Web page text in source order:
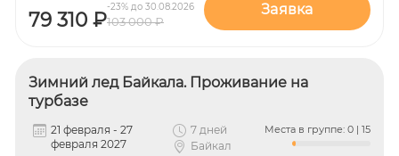
79 310 ₽
-23% до 30.08.2026
103 000 ₽
Заявка
Зимний лед Байкала. Проживание на
турбазе
21 февраля - 27
февраля 2027
7 дней
Байкал
Места в группе: 0 | 15